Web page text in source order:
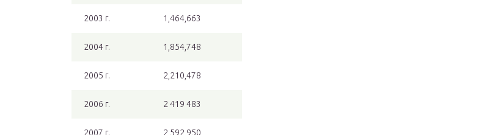
2003 г. 1,464,663
2004 г. 1,854,748
2005 г. 2,210,478
2006 г. 2 419 483
2007 г. 2,592,950